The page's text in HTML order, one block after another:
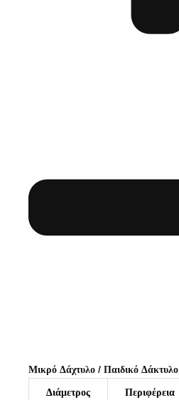
Μικρό Δάχτυλο / Παιδικό Δάκτυλο
Διάμετρος
Περιφέρεια